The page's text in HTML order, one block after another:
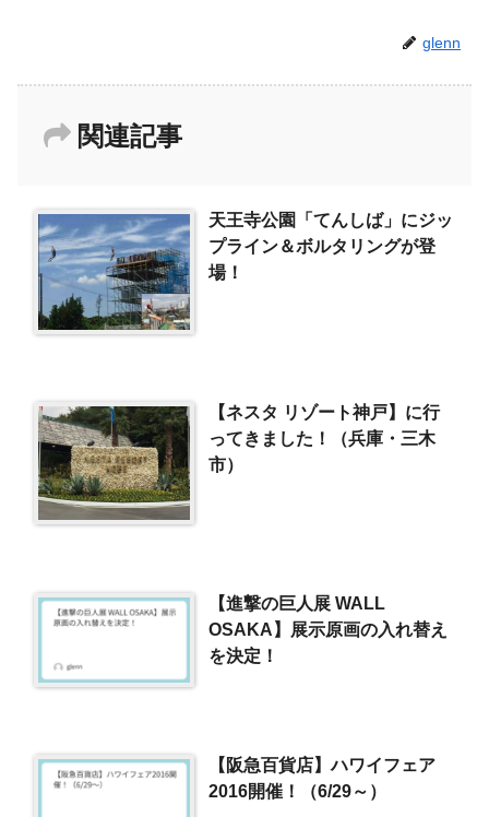
glenn
関連記事
天王寺公園「てんしば」にジッ
プライン＆ボルタリングが登
場！
【ネスタ リゾート神戸】に行
ってきました！（兵庫・三木
市）
【進撃の巨人展 WALL
OSAKA】展示原画の入れ替え
を決定！
【阪急百貨店】ハワイフェア
2016開催！（6/29～）